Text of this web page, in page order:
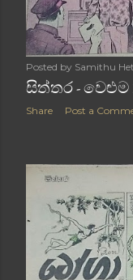
Posted by Samithu
සිත්තර - වෙළුම
Share Post a